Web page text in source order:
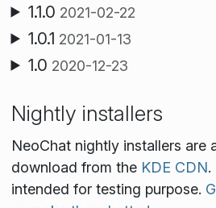
1.1.0 2021-02-22
1.0.1 2021-01-13
1.0 2020-12-23
Nightly installers
NeoChat nightly installers are
download from the KDE CDN.
intended for testing purpose.